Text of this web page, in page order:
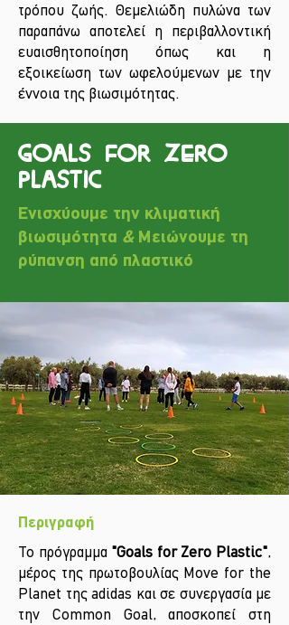
τρόπου ζωής. Θεμελιώδη πυλώνα των
παραπάνω αποτελεί η περιβαλλοντική
ευαισθητοποίηση όπως και η
εξοικείωση των ωφελούμενων με την
έννοια της βιωσιμότητας.
Goals for Zero
Plastic
Ενισχύουμε την κλιματική
βιωσιμότητα &Μειώνουμε τη
ρύπανση από πλαστικό
Περιγραφή
Το πρόγραμμα "Goals for Zero Plastic",
μέρος της πρωτοβουλίας Move for the
Planet της adidas και σε συνεργασία με
την Common Goal, αποσκοπεί στη